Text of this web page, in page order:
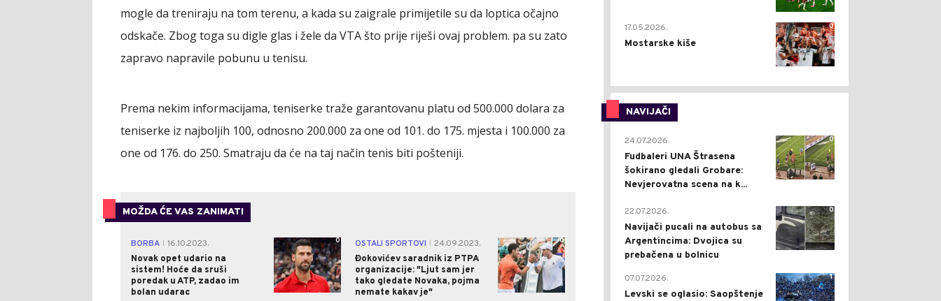
mogle da treniraju na tom terenu, a kada su zaigrale primijetile su da loptica očajno
odskače. Zbog toga su digle glas i žele da VTA što prije riješi ovaj problem. pa su zato
zapravo napravile pobunu u tenisu.
Prema nekim informacijama, teniserke traže garantovanu platu od 500.000 dolara za
teniserke iz najboljih 100, odnosno 200.000 za one od 101. do 175. mjesta i 100.000 za
one od 176. do 250. Smatraju da će na taj način tenis biti pošteniji.
MOŽDA ĆE VAS ZANIMATI
BORBA
16.10.2023.
Novak opet udario na
sistem! Hoće da sruši
poredak u ATP, zadao im
bolan udarac
0 OSTALI SPORTOVI
24.09.2023.
Đokovićev saradnik iz PTPA
organizacije: "Ljut sam jer
tako gledate Novaka, pojma
nemate kakav je"
0
0
17.05.2026.
Mostarske kiše
NAVIJAČI
0
24.07.2026.
Fudbaleri UNA Štrasena
šokirano gledali Grobare:
Nevjerovatna scena na k...
0
22.07.2026.
Navijači pucali na autobus sa
Argentincima: Dvojica su
prebačena u bolnicu
1
07.07.2026.
Levski se oglasio: Saopštenje